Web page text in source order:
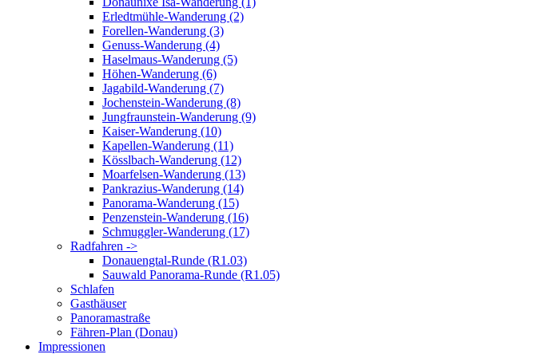
Erledtmühle-Wanderung (2)
Forellen-Wanderung (3)
Genuss-Wanderung (4)
Haselmaus-Wanderung (5)
Höhen-Wanderung (6)
Jagabild-Wanderung (7)
Jochenstein-Wanderung (8)
Jungfraunstein-Wanderung (9)
Kaiser-Wanderung (10)
Kapellen-Wanderung (11)
Kösslbach-Wanderung (12)
Moarfelsen-Wanderung (13)
Pankrazius-Wanderung (14)
Panorama-Wanderung (15)
Penzenstein-Wanderung (16)
Schmuggler-Wanderung (17)
Radfahren ->
Donauengtal-Runde (R1.03)
Sauwald Panorama-Runde (R1.05)
Schlafen
Gasthäuser
Panoramastraße
Fähren-Plan (Donau)
Impressionen